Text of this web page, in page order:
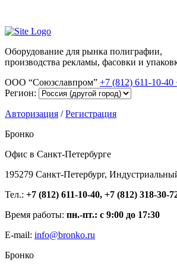
Оборудование для рынка полиграфии,
производства рекламы, фасовки и
ООО “Союзславпром” +7 (812) 611-10-40
Регион:
Авторизация /Регистрация
Бронко
Офис в Санкт-Петербурге
195279 Санкт-Петербург,
Тел.: +7 (812) 611-10-40, +7 (812) 318-30-
Время работы: пн.-пт.: с 9:00 до 17:30
E-mail: info@bronko.ru
Бронко